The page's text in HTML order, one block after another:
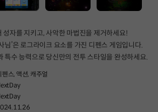
성자를 지키고, 사악한 마법진을 제거하세요!
님’은 로그라이크 요소를 가진 디펜스 게임입니다.
특수 능력으로 당신만의 전투 스타일을 완성하세요.
펜스, 액션, 캐주얼